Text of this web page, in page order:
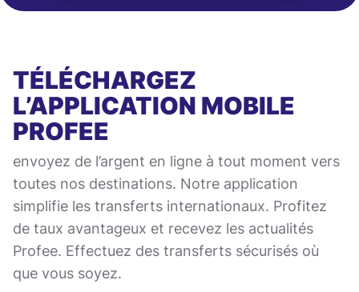
TÉLÉCHARGEZ
L’APPLICATION MOBILE
PROFEE
envoyez de l’argent en ligne à tout moment vers
toutes nos destinations. Notre application
simplifie les transferts internationaux. Profitez
de taux avantageux et recevez les actualités
Profee. Effectuez des transferts sécurisés où
que vous soyez.